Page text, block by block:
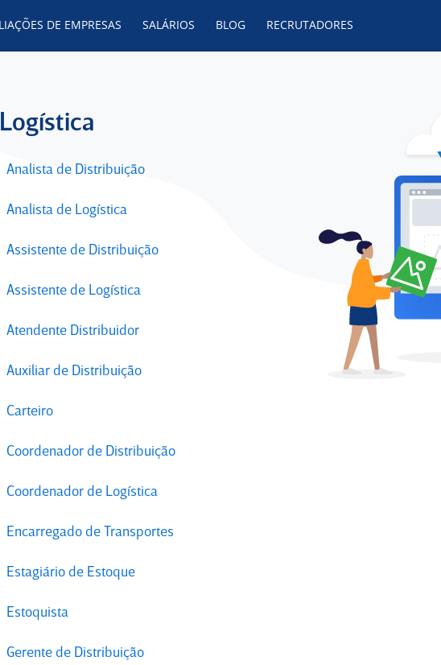
DE EMPRESAS SALÁRIOS BLOG RECRUTADORES
Analista de Distribuição
Analista de Logística
Assistente de Distribuição
Assistente de Logística
Atendente Distribuidor
Auxiliar de Distribuição
Carteiro
Coordenador de Distribuição
Coordenador de Logística
Encarregado de Transportes
Estagiário de Estoque
Estoquista
Gerente de Distribuição